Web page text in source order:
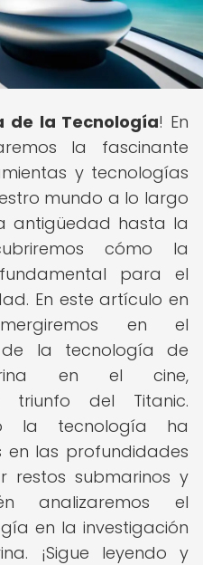
de la Tecnología! En
la fascinante
y tecnologías
mundo a lo largo
antigüedad hasta la
cómo la
para el
En este artículo en
en el
la tecnología de
en el cine,
triunfo del Titanic.
la tecnología ha
las profundidades
restos submarinos y
analizaremos el
en la investigación
¡Sigue leyendo y